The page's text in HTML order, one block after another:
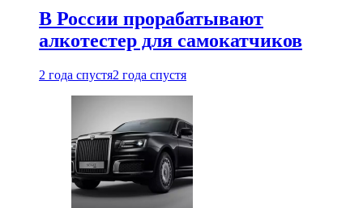
В России прорабатывают
алкотестер для самокатчиков
2 года спустя2 года спустя